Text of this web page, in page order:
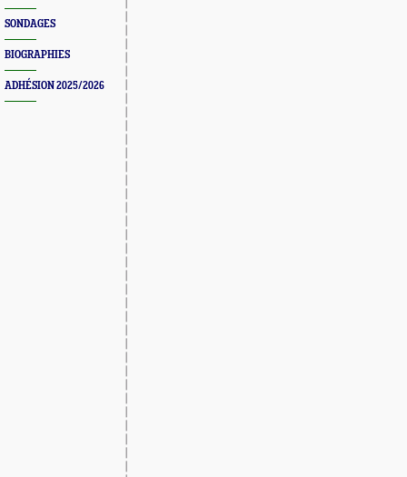
SONDAGES
BIOGRAPHIES
ADHÉSION 2025/2026